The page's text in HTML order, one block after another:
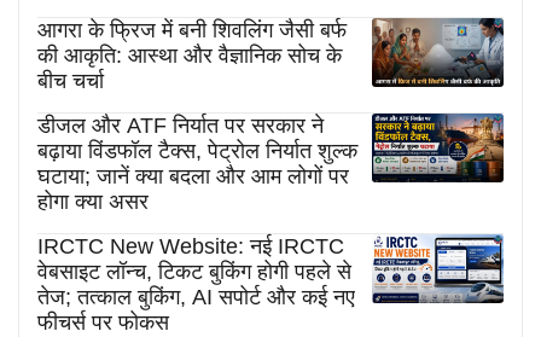
आगरा के फ्रिज में बनी शिवलिंग जैसी बर्फ
की आकृति: आस्था और वैज्ञानिक सोच के
बीच चर्चा
डीजल और ATF निर्यात पर सरकार ने
बढ़ाया विंडफॉल टैक्स, पेट्रोल निर्यात शुल्क
घटाया; जानें क्या बदला और आम लोगों पर
होगा क्या असर
IRCTC New Website: नई IRCTC
वेबसाइट लॉन्च, टिकट बुकिंग होगी पहले से
तेज; तत्काल बुकिंग, AI सपोर्ट और कई नए
फीचर्स पर फोकस